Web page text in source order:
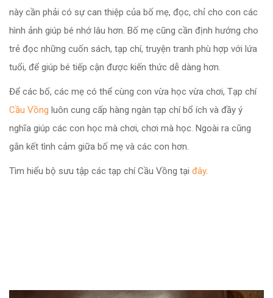
này cần phải có sự can thiệp của bố mẹ, đọc, chỉ cho con các
hình ảnh giúp bé nhớ lâu hơn. Bố mẹ cũng cần định hướng cho
trẻ đọc những cuốn sách, tạp chí, truyện tranh phù hợp với lứa
tuổi, để giúp bé tiếp cận được kiến thức dễ dàng hơn.
Để các bố, các mẹ có thể cùng con vừa học vừa chơi, Tạp chí
Cầu Vồng luôn cung cấp hàng ngàn tạp chí bổ ích và đầy ý
nghĩa giúp các con học mà chơi, chơi mà học. Ngoài ra cũng
gắn kết tình cảm giữa bố mẹ và các con hơn.
Tìm hiểu bộ sưu tập các tạp chí Cầu Vồng tại đây.